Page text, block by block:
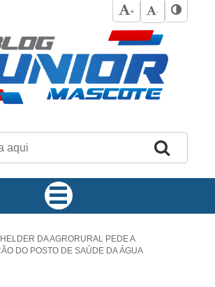
+ -
DA AGRORURAL PEDE A
DO POSTO DE SAÚDE DA ÁGUA